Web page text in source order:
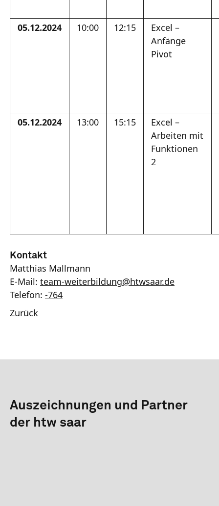
05.12.2024 10:00 12:15
Excel –
Anfänge
Pivot
05.12.2024 13:00 15:15
Excel –
Arbeiten mit
Funktionen
2
Kontakt
Matthias Mallmann
E-Mail: team-weiterbildung@htwsaar.de
Telefon: -764
Zurück
Auszeichnungen und Partner
der htw saar